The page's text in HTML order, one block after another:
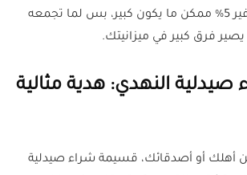
هذا وخلك ذكي. التوفير 5% ممكن ما يكون كبير، بس لما تجمعه
فرق كبير في ميزانيتك.
النهدي: هدية مثالية
أهلك أو أصدقائك، قسيمة شراء صيدلية